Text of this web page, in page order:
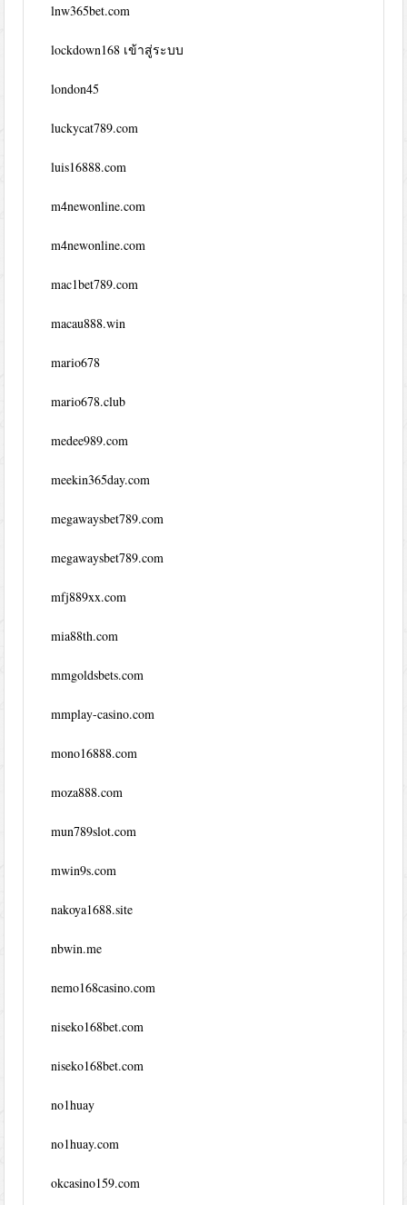
lnw365bet.com
lockdown168 เข้าสู่ระบบ
london45
luckycat789.com
luis16888.com
m4newonline.com
m4newonline.com
mac1bet789.com
macau888.win
mario678
mario678.club
medee989.com
meekin365day.com
megawaysbet789.com
megawaysbet789.com
mfj889xx.com
mia88th.com
mmgoldsbets.com
mmplay-casino.com
mono16888.com
moza888.com
mun789slot.com
mwin9s.com
nakoya1688.site
nbwin.me
nemo168casino.com
niseko168bet.com
niseko168bet.com
no1huay
no1huay.com
okcasino159.com